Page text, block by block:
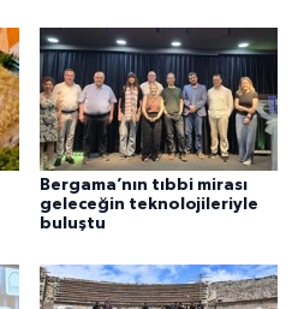
Bergama’nın tıbbi mirası
geleceğin teknolojileriyle
buluştu